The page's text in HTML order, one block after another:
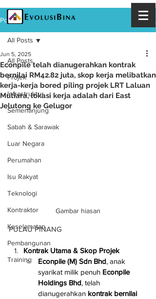
Post
All Posts
Projek
Infrastruktur
Semenanjung
Sabah & Sarawak
Luar Negara
Perumahan
Isu Rakyat
Teknologi
Kontraktor
Keselamatan
Pembangunan
Training
All Posts
Econpile telah dianugerahkan kontrak
bernilai RM42.82 juta, skop kerja melibatkan
kerja-kerja bored piling projek LRT Laluan
Mutiara, lokasi kerja adalah dari East
Jelutong ke Gelugor
Jun 5, 2025
Gambar hiasan
PULAU PINANG
Kontrak Utama & Skop Projek
Econpile (M) Sdn Bhd, anak
syarikat milik penuh Econpile
Holdings Bhd, telah
dianugerahkan kontrak bernilai